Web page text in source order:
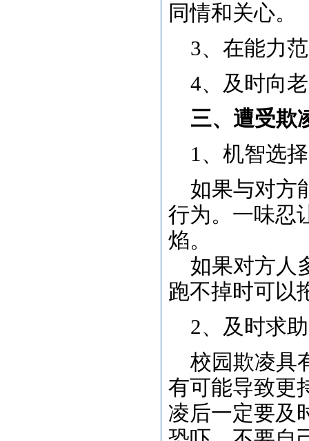
同情和关心
3、在能力
4、及时向
三、遭受欺
1、机智选
如果与对方
行为。一味忍
焰。
如果对方人
跑不掉时可以
2、及时求助
校园欺凌具
有可能导致更
凌后一定要及